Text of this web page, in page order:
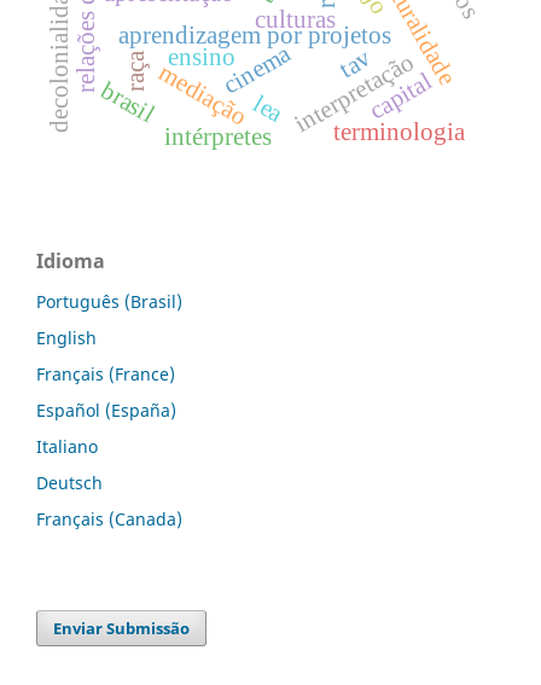
aprendizagem por projetos
cinema
culturas
mediaçãolea interpretação
ensino
intérpretes terminologia
tav
decolonialidade capital
raça
brasil
Idioma
Português (Brasil)
English
Français (France)
Español (España)
Italiano
Deutsch
Français (Canada)
Enviar Submissão